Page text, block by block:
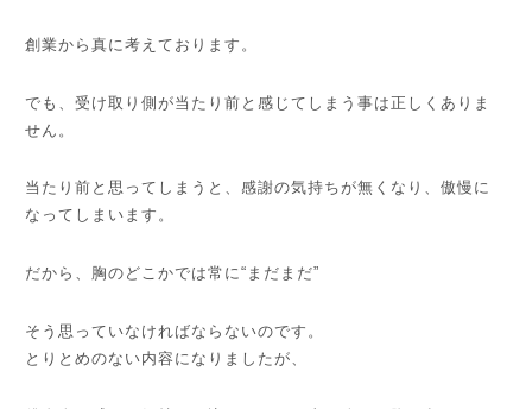
創業から真に考えております。
でも、受け取り側が当たり前と感じてしまう事は正しくありま
せん。
当たり前と思ってしまうと、感謝の気持ちが無くなり、傲慢に
なってしまいます。
だから、胸のどこかでは常に“まだまだ”
そう思っていなければならないのです。
とりとめのない内容になりましたが、